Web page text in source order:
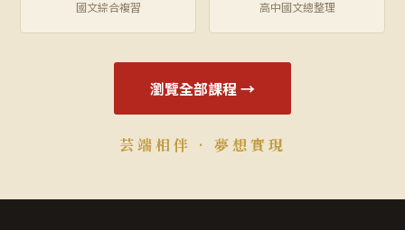
國文綜合複習 高中國文總整理
瀏覽全部課程 →
芸端相伴 · 夢想實現